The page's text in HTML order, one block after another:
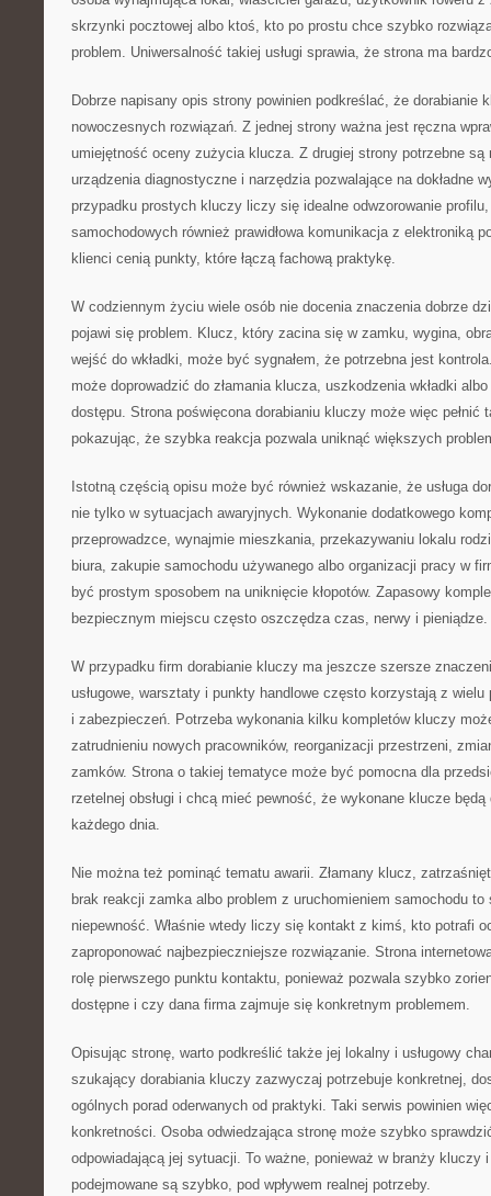
skrzynki pocztowej albo ktoś, kto po prostu chce szybko
problem. Uniwersalność takiej usługi sprawia, że strona ma
Dobrze napisany opis strony powinien podkreślać, że dorabianie
nowoczesnych rozwiązań. Z jednej strony ważna jest ręczna
umiejętność oceny zużycia klucza. Z drugiej strony potrzebne są
urządzenia diagnostyczne i narzędzia pozwalające na dokładne
przypadku prostych kluczy liczy się idealne odwzorowanie
samochodowych również prawidłowa komunikacja z elektroniką
klienci cenią punkty, które łączą fachową praktykę.
W codziennym życiu wiele osób nie docenia znaczenia dobrze
pojawi się problem. Klucz, który zacina się w zamku, wygina,
wejść do wkładki, może być sygnałem, że potrzebna jest
może doprowadzić do złamania klucza, uszkodzenia wkładki
dostępu. Strona poświęcona dorabianiu kluczy może więc pełnić
pokazując, że szybka reakcja pozwala uniknąć większych
Istotną częścią opisu może być również wskazanie, że usługa
nie tylko w sytuacjach awaryjnych. Wykonanie dodatkowego
przeprowadzce, wynajmie mieszkania, przekazywaniu lokalu
biura, zakupie samochodu używanego albo organizacji pracy w
być prostym sposobem na uniknięcie kłopotów. Zapasowy
bezpiecznym miejscu często oszczędza czas, nerwy i pieniądze.
W przypadku firm dorabianie kluczy ma jeszcze szersze
usługowe, warsztaty i punkty handlowe często korzystają z
i zabezpieczeń. Potrzeba wykonania kilku kompletów kluczy
zatrudnieniu nowych pracowników, reorganizacji przestrzeni,
zamków. Strona o takiej tematyce może być pomocna dla
rzetelnej obsługi i chcą mieć pewność, że wykonane klucze będą
każdego dnia.
Nie można też pominąć tematu awarii. Złamany klucz,
brak reakcji zamka albo problem z uruchomieniem samochodu to
niepewność. Właśnie wtedy liczy się kontakt z kimś, kto potrafi
zaproponować najbezpieczniejsze rozwiązanie. Strona
rolę pierwszego punktu kontaktu, ponieważ pozwala szybko
dostępne i czy dana firma zajmuje się konkretnym problemem.
Opisując stronę, warto podkreślić także jej lokalny i usługowy
szukający dorabiania kluczy zazwyczaj potrzebuje konkretnej,
ogólnych porad oderwanych od praktyki. Taki serwis powinien
konkretności. Osoba odwiedzająca stronę może szybko
odpowiadającą jej sytuacji. To ważne, ponieważ w branży kluczy
podejmowane są szybko, pod wpływem realnej potrzeby.